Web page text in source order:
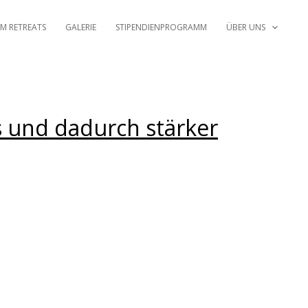
RETREATS GALERIE STIPENDIENPROGRAMM ÜBER UNS
und dadurch stärker